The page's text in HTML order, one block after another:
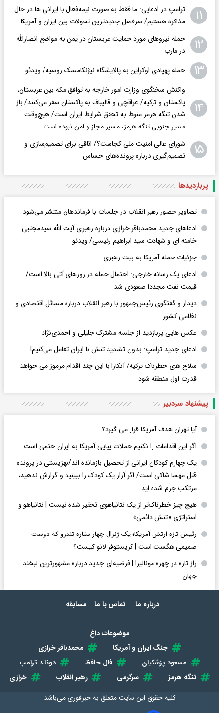
۱۱
ترامپ در ادعایی: ما فقط به‌ صورت نیمه‌فعال با ایرانی ها در حال
مذاکره هستیم/ سرفصل جدیدترین تحولات بین ایران و آمریکا
۱۲
حمله نیروهای مورد حمایت عربستان در یمن به مواضع انصارالله
در مارب
۱۳ حمله پهپادی اوکراین به پالایشگاه نیژنکامسک روسیه/ ویدئو
۱۴
واکنش سخنگوی وزارت امور خارجه به توافق مکه بین عربستان،
پاکستان و ترکیه/ عراقچی و قالیباف به پاکستان سفر می‌کنند/ باز
شدن تنگه هرمز منوط به تحقق شرایط ایران است/ هیچ‌وقت
مسیر جنوبی تنگه هرمز، مسیر مجاز و امن نبوده است
۱۵
شورای عالی امنیت ملی کجاست؟/ اتاقی برای تصمیم‌سازی و
تصمیم‌گیری درباره پرونده‌های حساس
پربازدید‌ها
تصاویر حضور رهبر انقلاب در جلسات با فرماندهان منتشر می‌شود
ادعاهای جدید محمدباقر خرازی درباره رهبری آیت الله سیدمجتبی
خامنه ای و شهادت سید ابراهیم رئیسی/ ویدئو
جزئیات حمله آمریکا به بیت رهبری
ادعای یک رسانه خارجی: احتمال حمله در روزهای آتی بالا است/
قیمت نفت مجددا صعودی شد
دیدار و گفتگوی رئیس‌جمهور با رهبر انقلاب درباره مسائل اقتصادی و
نظامی کشور
عکس هایی پربازدید از جلسه مشترک جلیلی و احمدی‌نژاد
ادعای جدید ترامپ: بدون تشدید تنش با ایران تعامل می‌کنیم!
سلاح های خطرناک ترکیه/ آنکارا با این چند اقدام مرموز می خواهد
قدرت اول منطقه شود
پیشنهاد سردبیر
آیا تهران هدف آمریکا قرار می گیرد؟
اگر این اقدامات را نکنیم حملات پیاپی آمریکا به ایران حتمی است
یک چهارم کودکان ایرانی از تحصیل بازمانده اند/بهزیستی در پرونده
قتل مهسا شاکی است/ اگر آزار یک کودک را ببینید و گزارش ندهید،
مرتکب جرم شده اید
هیچ چیز خطرناک‌تر از یک نتانیاهوی تحقیر شده نیست | نتانیاهو و
استراتژی «تنش دائمی»
رئیس تازه ارتش آمریکا؛ یک ژنرال چهار ستاره تندرو که دوست
صمیمی هگست است | کریستوفر لانو کیست؟
راز تازه در چهره مونالیزا | فرضیه‌ای جدید درباره مشهورترین لبخند
جهان
درباره ما تماس با ما مسابقه
موضوعات داغ
جنگ ایران و آمریکا
محمدباقر خرازی
مسعود پزشکیان
فال حافظ
دونالد ترامپ
تنگه هرمز
سرگرمی رهبر انقلاب
خرازی
کلیه حقوق این سایت متعلق بهخبرفوری می‌باشد